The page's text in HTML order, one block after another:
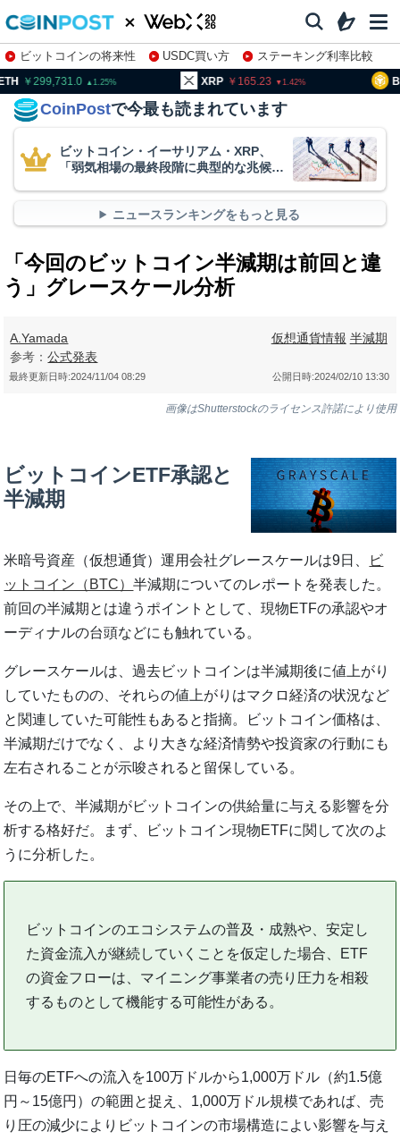
ビットコインの将来性 USDC買い方
ステーキング利率比較
株特集・関連銘柄
1.25 165.23 1.42 BNB
CoinPostで今最も読まれています
ビットコイン・イーサリアム・XRP、
「弱気相場の最終段階に典型的な兆候」
ニュースランキングをもっと見る
「今回のビットコイン半減期は前回と違
う」グレースケール分析
A.Yamada
参考：公式発表
仮想通貨情報 半減期
公開日時:2024/02/10 13:30
最終更新日時:2024/11/04 08:29
画像はShutterstockのライセンス許諾により使用
ビットコインETF承認と
半減期
米暗号資産（仮想通貨）運用会社グレースケールは9日、
ビ
ットコイン（BTC）半減期についてのレポートを発表した。
前回の半減期とは違うポイントとして、現物ETFの承認やオ
ーディナルの台頭などにも触れている。
グレースケールは、過去ビットコインは半減期後に値上がり
していたものの、それらの値上がりはマクロ経済の状況など
と関連していた可能性もあると指摘。ビットコイン価格は、
半減期だけでなく、より大きな経済情勢や投資家の行動にも
左右されることが示唆されると留保している。
その上で、半減期がビットコインの供給量に与える影響を分
析する格好だ。まず、ビットコイン現物ETFに関して次のよ
うに分析した。
ビットコインのエコシステムの普及・成熟や、安定し
た資金流入が継続していくことを仮定した場合、ETF
の資金フローは、マイニング事業者の売り圧力を相殺
するものとして機能する可能性がある。
日毎のETFへの流入を100万ドルから1,000万ドル（約1.5億
円～15億円）の範囲と捉え、1,000万ドル規模であれば、売
り圧の減少によりビットコインの市場構造によい影響を与え